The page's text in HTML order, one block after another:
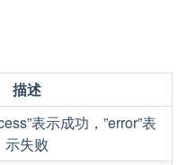
描述
表示成功，”error”表
示失败